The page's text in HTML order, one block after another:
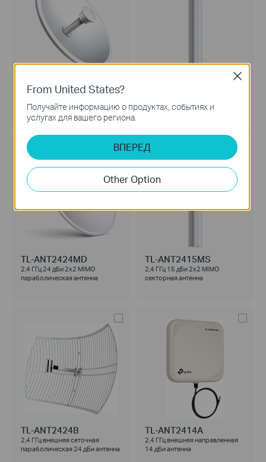
TL-ANT5830MD
параболическая антенна
секторная антенна
TL-ANT2424MD
2,4 ГГц 24 дБи 2x2 MIMO
параболическая антенна
TL-ANT2415MS
2,4 ГГц 15 дБи 2x2 MIMO
секторная антенна
TL-ANT2424B
2,4 ГГц внешняя сеточная
параболическая 24 дБи антенна
TL-ANT2414A
2,4 ГГц внешняя направленная
14 дБи антенна
From United States?
Получайте информацию о продуктах, событиях и
услугах для вашего региона.
ВПЕРЕД
Other Option
Close